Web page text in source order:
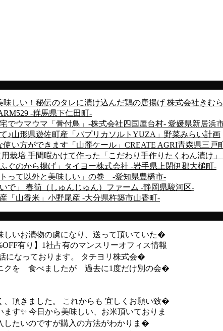
味しい！秘伝のタレに漬け込んだ鶏の唐揚げ 株式会社きむ
-群馬県下仁田町-
でウマウマ「骨付鳥」-株式会社四国屋台村- 愛媛県新居浜
♪山形県遊佐町産「パプリカソルトYUZA」野菜みらい計画
い方ができます「山麓ケール」CREATE AGRI青森県三戸町
栽培 手間暇かけて作った「こだわり手作りたくわん漬け」
ぐのから揚げ」タイヨー株式会社 -岩手県上閉伊郡大槌町-
って以外と美味しい」の巻 -愛知県豊橋市-
で」 春筍（しゅんじゅん）ファーム -静岡県駿河区-
「山香米」小野尾産 -大分県杵築市山香町-
しいお漬物の虜になり、送って頂いていた�
有り】1社占有のマンスリーオフィス情報
になっております。 タチヨリ株式会�
クを 食べましたが 過去に1度だけ別の会�
、頂きました。 これからも 宜しくお願い致�
ます✨ 今日から美味しい、お米頂いておりま
したいのですが購入の方法がわかりま�